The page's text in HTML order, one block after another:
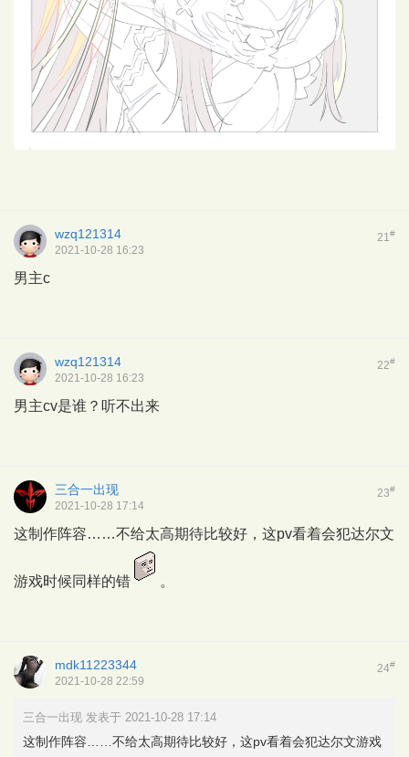
21#
wzq121314
2021-10-28 16:23
男主c
22#
wzq121314
2021-10-28 16:23
男主cv是谁？听不出来
23#
三合一出现
2021-10-28 17:14
这制作阵容……不给太高期待比较好，这pv看着会犯达尔文
游戏时候同样的错 。
24#
mdk11223344
2021-10-28 22:59
三合一出现 发表于 2021-10-28 17:14
这制作阵容……不给太高期待比较好，这pv看着会犯达尔文游戏